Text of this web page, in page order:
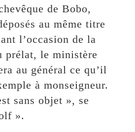
de Bobo,
au même titre
l’occasion de la
prélat, le ministère
au général ce qu’il
à monseigneur.
sans objet », se
».